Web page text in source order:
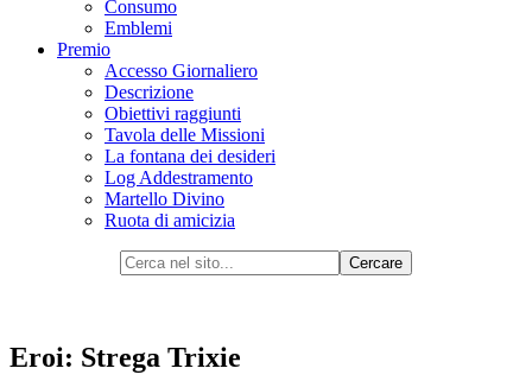
Consumo
Emblemi
Premio
Accesso Giornaliero
Descrizione
Obiettivi raggiunti
Tavola delle Missioni
La fontana dei desideri
Log Addestramento
Martello Divino
Ruota di amicizia
Eroi: Strega Trixie